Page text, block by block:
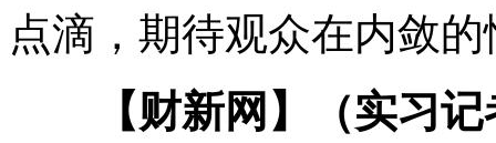
点滴，期待观众在内敛
【财新网】（实习